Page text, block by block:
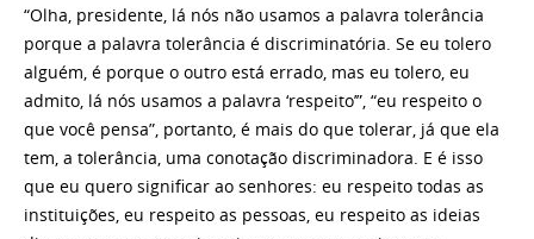
“Olha, presidente, lá nós não usamos a palavra tolerância
porque a palavra tolerância é discriminatória. Se eu tolero
alguém, é porque o outro está errado, mas eu tolero, eu
admito, lá nós usamos a palavra ‘respeito’”, “eu respeito o
que você pensa”, portanto, é mais do que tolerar, já que ela
tem, a tolerância, uma conotação discriminadora. E é isso
que eu quero significar ao senhores: eu respeito todas as
instituições, eu respeito as pessoas, eu respeito as ideias